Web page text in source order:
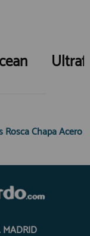
Rosca Chapa Acero